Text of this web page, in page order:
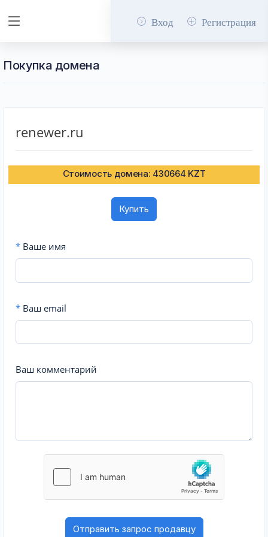
Вход Регистрация
Покупка домена
renewer.ru
Стоимость домена: 430664 KZT
Купить
* Ваше имя
* Ваш email
Ваш комментарий